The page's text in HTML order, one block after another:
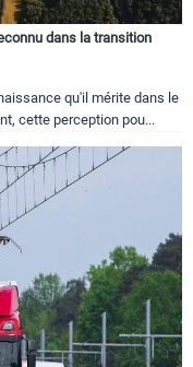
dans la transition
qu'il mérite dans le
cette perception pou...